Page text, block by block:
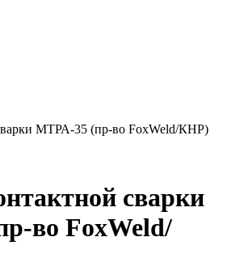
МТРА-35 (пр-во FoxWeld/КНР)
сварки
во FoxWeld/